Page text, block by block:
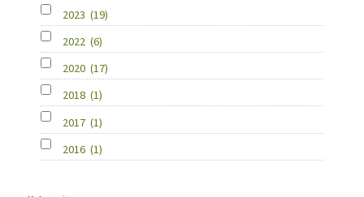
2023 (19)
2022 (6)
2020 (17)
2018 (1)
2017 (1)
2016 (1)